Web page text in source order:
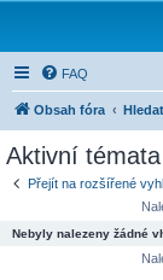
FAQ
Obsah fóra Hledat
Aktivní témata
Přejít na rozšířené
Nebyly nalezeny žádné